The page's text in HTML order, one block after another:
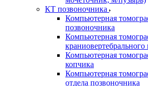
КТ позвоночника
Компьютерная
позвоночника
Компьютерная
краниовертебрального
Компьютерная
копчика
Компьютерная
отдела позвоночника